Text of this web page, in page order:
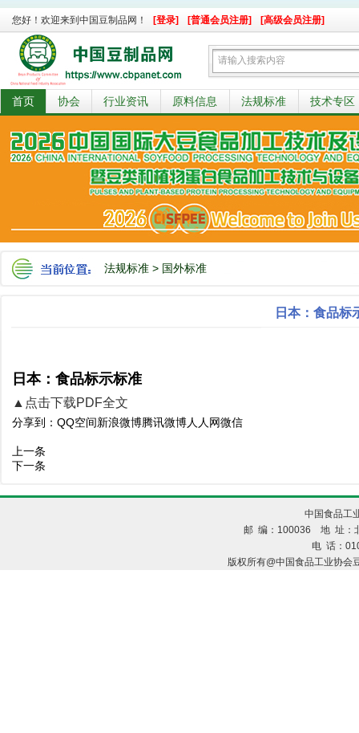
您好！欢迎来到中国豆制品网！ [登录] [普通会员注册] [高级会员注册]
首页 协会 行业资讯 原料信息 法规标准 技术专区
法规标准 > 国外标准
日本：食品标
日本：食品标示标准
▲点击下载PDF全文
分享到： QQ空间新浪微博腾讯微博人人网微信
上一条
下一条
中国食品工
邮 编：100036 地 址：
电 话：
版权所有@中国食品工业协